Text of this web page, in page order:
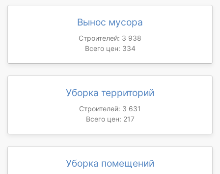
Вынос мусора
Строителей: 3 938
Всего цен: 334
Уборка территорий
Строителей: 3 631
Всего цен: 217
Уборка помещений